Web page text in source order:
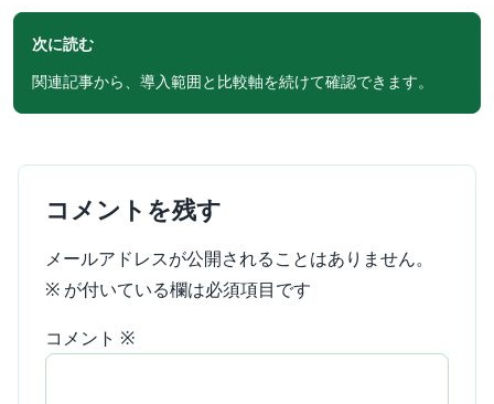
次に読む
関連記事から、導入範囲と比較軸を続けて確認できます。
コメントを残す
メールアドレスが公開されることはありません。
※ が付いている欄は必須項目です
コメント ※